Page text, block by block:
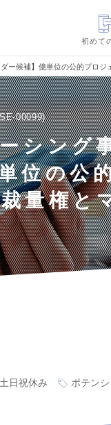
初めて
ー候補】億単位の公的プロ
00099
シング
位の公
量権と
土日祝休み
ポテン